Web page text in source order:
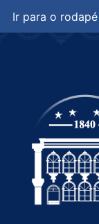
Ir para o